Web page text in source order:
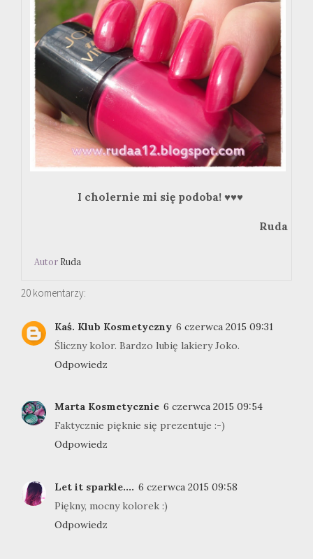
I cholernie mi się podoba! ♥♥♥
Ruda
Autor Ruda
20 komentarzy:
Kaś. Klub Kosmetyczny 6 czerwca 2015 09:31
Śliczny kolor. Bardzo lubię lakiery Joko.
Odpowiedz
Marta Kosmetycznie 6 czerwca 2015 09:54
Faktycznie pięknie się prezentuje :-)
Odpowiedz
Let it sparkle.... 6 czerwca 2015 09:58
Piękny, mocny kolorek :)
Odpowiedz